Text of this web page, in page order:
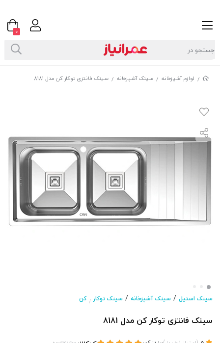
/ لوازم آشپزخانه / سینک آشپزخانه / سینک فانتزی توکار کن مدل 8181
سینک استیل / سینک آشپزخانه / سینک توکار / کن
سینک فانتزی توکار کن مدل 8181
0